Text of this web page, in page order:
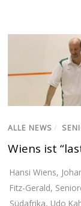
ALLE NEWS /
Wiens ist
Hansi Wiens,
Fitz-Gerald,
Südafrika, Udo